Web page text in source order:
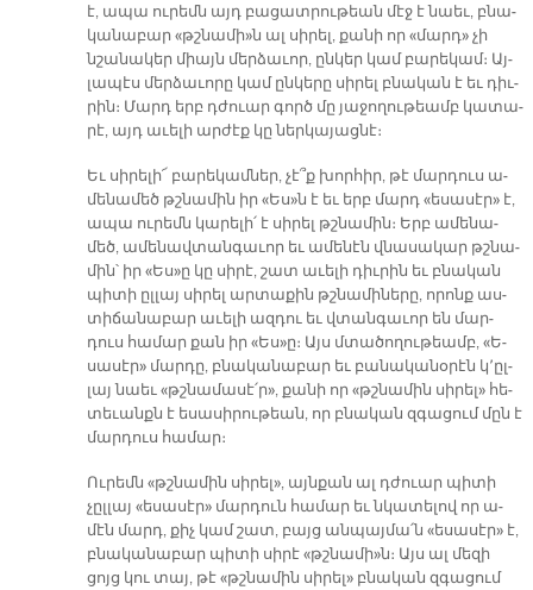
է, ա­պա ու­րեմն այդ բա­ցատ­րու­թեան մէջ է նաեւ, բնա­
կա­նա­բար «թշնա­մի»ն ալ սի­րել, քա­նի որ «մարդ» չի
նշա­նա­կեր միայն մեր­ձա­ւոր, ըն­կեր կամ բա­րե­կամ։ Այ­
լա­պէս մեր­ձա­ւո­րը կամ ըն­կե­րը սի­րել բնա­կան է եւ դիւ­
րին։ Մարդ երբ դժուար գործ մը յա­ջո­ղու­թեամբ կա­տա­
րէ, այդ ա­ւե­լի ար­ժէք կը ներ­կա­յաց­նէ։
Եւ սի­րե­լի՜ բա­րե­կամ­ներ, չէ՞ք խոր­հիր, թէ մար­դուս ա­
մե­նա­մեծ թշնա­մին իր «Ես»ն է եւ երբ մարդ «ե­սա­սէր» է,
ա­պա ու­րեմն կա­րե­լի՛ է սի­րել թշնա­մին։ Երբ ա­մե­նա­
մեծ, ա­մե­նավ­տան­գա­ւոր եւ ա­մե­նէն վնա­սա­կար թշնա­
մին՝ իր «Ես»ը կը սի­րէ, շատ ա­ւե­լի դիւ­րին եւ բնա­կան
պի­տի ըլ­լայ սի­րել ար­տա­քին թշնա­մի­նե­րը, ո­րոնք աս­
տի­ճա­նա­բար ա­ւե­լի ազ­դու եւ վտան­գա­ւոր են մար­
դուս հա­մար քան իր «Ես»ը։ Այս մտա­ծո­ղու­թեամբ, «Ե­
սա­սէր» մար­դը, բնա­կա­նա­բար եւ բա­նա­կա­նօ­րէն կ՚ըլ­
լայ նաեւ «թշնա­մա­սէ՛ր», քա­նի որ «թշնա­մին սի­րել» հե­
տե­ւանքն է ե­սա­սի­րու­թեան, որ բնա­կան զգա­ցում մըն է
մար­դուս հա­մար։
Ու­րեմն «թշնա­մին սի­րել», այն­քան ալ դժուար պի­տի
չըլ­լայ «ե­սա­սէր» մար­դուն հա­մար եւ նկա­տե­լով որ ա­
մէն մարդ, քիչ կամ շատ, բայց ան­պայ­մա՛ն «ե­սա­սէր» է,
բնա­կա­նա­բար պի­տի սի­րէ «թշնա­մի»ն։ Այս ալ մե­զի
ցոյց կու տայ, թէ «թշնա­մին սի­րել» բնա­կան զգա­ցում